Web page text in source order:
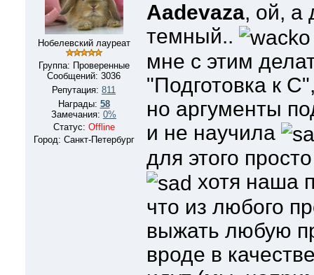
Нобелевский лауреат
Группа: Проверенные
Сообщений: 3036
Репутация: 811
Награды: 58
Замечания: 0%
Статус: Offline
Город: Санкт-Петербург
Aadevaza, ой, а
темный..
мне с этим
"Подготовка к
но аргументы
и не научила
для этого
хотя наша
что из любого
выжать любую
вроде в